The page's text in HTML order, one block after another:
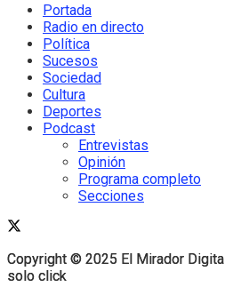
Copyright © 2025 El Mirador
solo click
Portada
Radio en directo
Política
Sucesos
Sociedad
Cultura
Deportes
Podcast
Entrevistas
Opinión
Programa completo
Secciones
Copyright © 2025 El Mirador
solo click